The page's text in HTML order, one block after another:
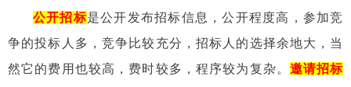
公开招标是公开发布招标信息，公开程度高，参加竞
争的投标人多，竞争比较充分，招标人的选择余地大，当
然它的费用也较高，费时较多，程序较为复杂。邀请招标